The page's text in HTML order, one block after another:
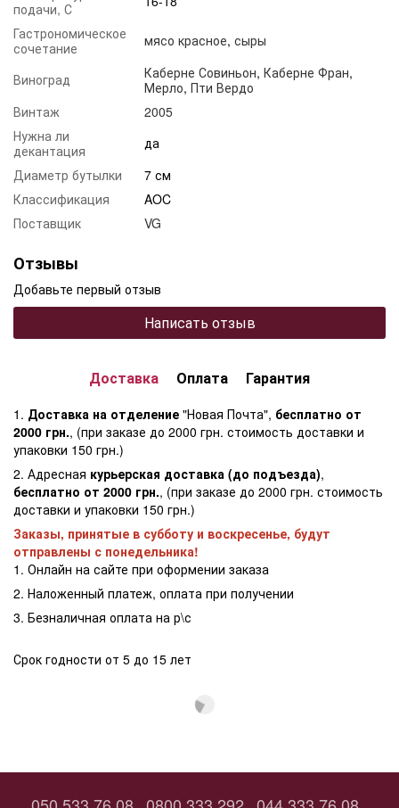
подачи, С
Гастрономическое
сочетание
мясо красное, сыры
Виноград Каберне Совиньон, Каберне Фран,
Мерло, Пти Вердо
Винтаж
2005
Нужна ли
декантация
да
Диаметр бутылки
7 см
Классификация
AOC
Поставщик
VG
Отзывы
Добавьте первый отзыв
Написать отзыв
Доставка Оплата Гарантия
1. Доставка на отделение "Новая Почта", бесплатно от
2000 грн., (при заказе до 2000 грн. стоимость доставки и
упаковки 150 грн.)
2. Адресная курьерская доставка (до подъезда),
бесплатно от 2000 грн., (при заказе до 2000 грн. стоимость
доставки и упаковки 150 грн.)
Заказы, принятые в субботу и воскресенье, будут
отправлены с понедельника!
1. Онлайн на сайте при оформении заказа
2. Наложенный платеж, оплата при получении
3. Безналичная оплата на р\с
Срок годности от 5 до 15 лет